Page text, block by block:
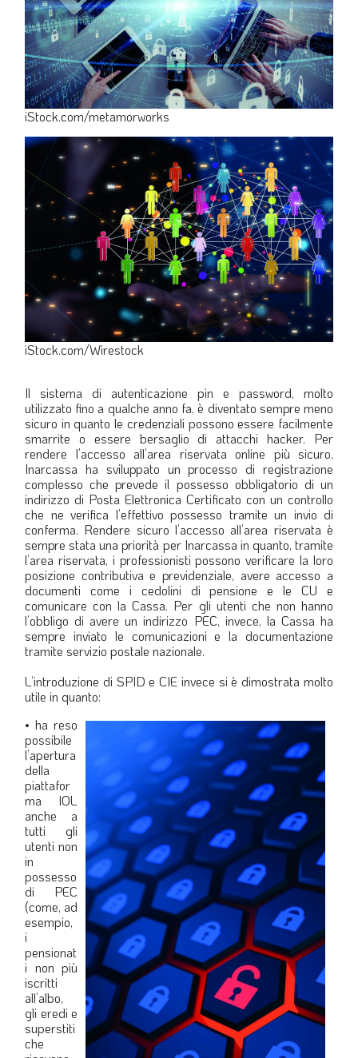
iStock.com/metamorworks
iStock.com/Wirestock
Il sistema di autenticazione pin e password, molto
utilizzato fino a qualche anno fa, è diventato sempre meno
sicuro in quanto le credenziali possono essere facilmente
smarrite o essere bersaglio di attacchi hacker. Per
rendere l’accesso all’area riservata online più sicuro,
Inarcassa ha sviluppato un processo di registrazione
complesso che prevede il possesso obbligatorio di un
indirizzo di Posta Elettronica Certificato con un controllo
che ne verifica l’effettivo possesso tramite un invio di
conferma. Rendere sicuro l’accesso all’area riservata è
sempre stata una priorità per Inarcassa in quanto, tramite
l’area riservata, i professionisti possono verificare la loro
posizione contributiva e previdenziale, avere accesso a
documenti come i cedolini di pensione e le CU e
comunicare con la Cassa. Per gli utenti che non hanno
l’obbligo di avere un indirizzo PEC, invece, la Cassa ha
sempre inviato le comunicazioni e la documentazione
tramite servizio postale nazionale.
L’introduzione di SPID e CIE invece si è dimostrata molto
utile in quanto:
• ha reso
possibile
l’apertura
della
piattafor
ma IOL
anche a
tutti gli
utenti non
in
possesso
di PEC
(come, ad
esempio,
i
pensionat
i non più
iscritti
all’albo,
gli eredi e
superstiti
che